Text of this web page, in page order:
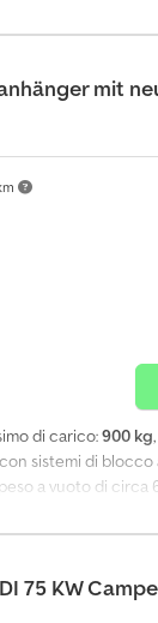
Luci di
kg Peso totale
mit
di carico:900 kg
sistemi di
a vuoto di
possibile
esterno: bianco
100 mm,
a LED. Peso
75 KW